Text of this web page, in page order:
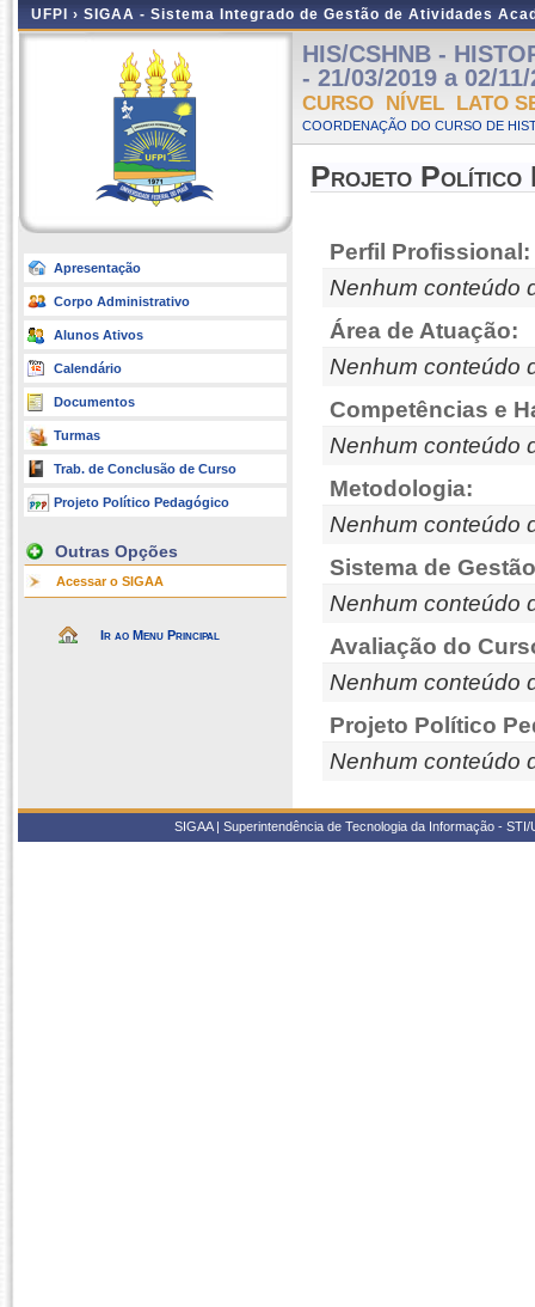
UFPI › SIGAA - Sistema Integrado de Gestão de Atividades
Apresentação
Corpo Administrativo
Alunos Ativos
Calendário
Documentos
Turmas
Trab. de Conclusão de Curso
Projeto Político Pedagógico
Outras Opções
Acessar o SIGAA
Ir ao Menu Principal
HIS/CSHNB -
- 21/03/2019 a 02/11/
CURSO NÍVEL LATO
COORDENAÇÃO DO CURSO DE
Projeto Político
Perfil Profissional:
Nenhum conteúdo
Área de Atuação:
Nenhum conteúdo
Competências e
Nenhum conteúdo
Metodologia:
Nenhum conteúdo
Sistema de
Nenhum conteúdo
Avaliação do
Nenhum conteúdo
Projeto Político
Nenhum conteúdo
SIGAA | Superintendência de Tecnologia da Informação -